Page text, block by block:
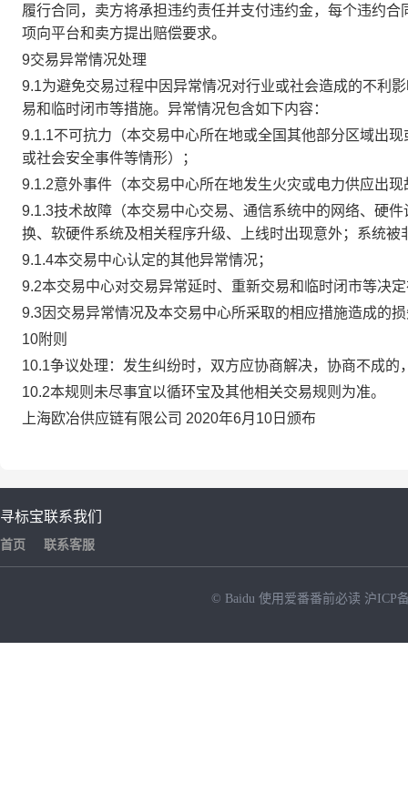
履行合同，卖方将承担违约责任并支付违约金，每个违约
项向平台和卖方提出赔偿要求。
9交易异常情况处理
9.1为避免交易过程中因异常情况对行业或社会造成的不利
易和临时闭市等措施。异常情况包含如下内容：
9.1.1不可抗力（本交易中心所在地或全国其他部分区域出
或社会安全事件等情形）；
9.1.2意外事件（本交易中心所在地发生火灾或电力供应出
9.1.3技术故障（本交易中心交易、通信系统中的网络、硬
换、软硬件系统及相关程序升级、上线时出现意外；系统
9.1.4本交易中心认定的其他异常情况；
9.2本交易中心对交易异常延时、重新交易和临时闭市等决
9.3因交易异常情况及本交易中心所采取的相应措施造成的
10附则
10.1争议处理：发生纠纷时，双方应协商解决，协商不成
10.2本规则未尽事宜以循环宝及其他相关交易规则为准。
上海欧冶供应链有限公司 2020年6月10日颁布
寻标宝
首页
联系我们
联系客服
© Baidu 使用爱番番前必读 沪ICP